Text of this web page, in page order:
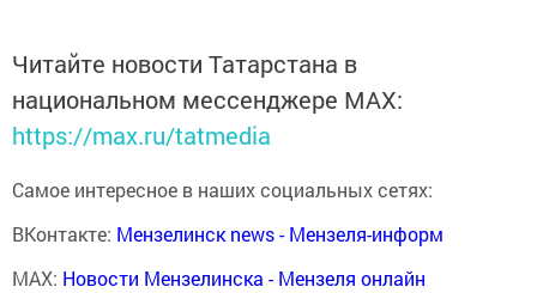
Читайте новости Татарстана в
национальном мессенджере MАХ:
https://max.ru/tatmedia
Самое интересное в наших социальных сетях:
ВКонтакте: Мензелинск news - Мензеля-информ
MAX: Новости Мензелинска - Мензеля онлайн